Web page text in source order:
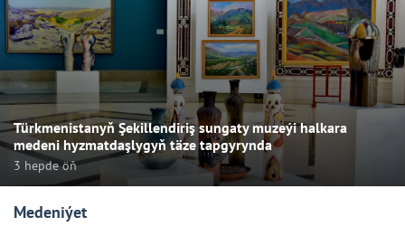
Türkmenistanyň Şekillendiriş sungaty muzeýi halkara
medeni hyzmatdaşlygyň täze tapgyrynda
3 hepde öň
Medeniýet